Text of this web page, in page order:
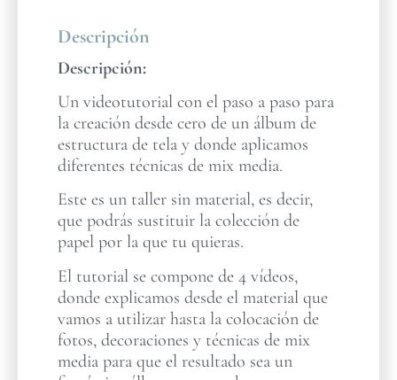
Descripción
Descripción:
Un videotutorial con el paso a paso para
la creación desde cero de un álbum de
estructura de tela y donde aplicamos
diferentes técnicas de mix media.
Este es un taller sin material, es decir,
que podrás sustituir la colección de
papel por la que tu quieras.
El tutorial se compone de 4 vídeos,
donde explicamos desde el material que
vamos a utilizar hasta la colocación de
fotos, decoraciones y técnicas de mix
media para que el resultado sea un